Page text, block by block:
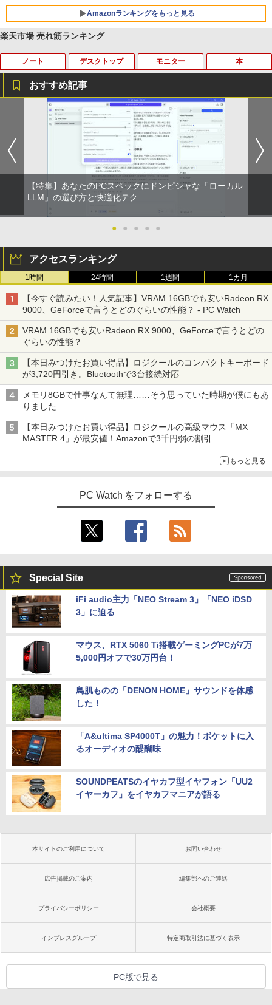
リング ANC 36時間再生
￥3,480
Amazonランキングをもっと見る
by Amazon 天然水 ラベルレス 500ml ×24本
富士山の天然水 バナジウム含有 水 ミネラル
ットル (Smart Basic)
￥1,380
【Amazon.co.jp限定】 い・ろ・は・す 2L P
ET ラベルレス ×8本
￥1,112
by Amazon 天然水ラベルレス 2L×9本
￥1,117
by Amazon 炭酸水 ラベルレス 500ml ×24本
強炭酸水 ペットボトル 500ミリリットル (Sm
art Basic)
コカ・コーラ やかんの麦茶 from 爽健美茶 ラ
ベルレス 650mlPET×24本
薬屋のひとりごと 17巻 (デジタル版ビッグガ
ンガンコミックス)
￥770
異世界居酒屋「のぶ」(22) (角川コミックス・
エース)
￥832
ONE PIECE モノクロ版 115 (ジャンプコミッ
クスDIGITAL)
￥594
HUNTER×HUNTER モノクロ版 39 (ジャンプ
コミックスDIGITAL)
￥572
スーパーの裏でヤニ吸うふたり 9巻 (デジタル
版ビッグガンガンコミックス)
￥810
楽天市場 売れ筋ランキング
ノート
【ノートPC用】【あんしん3ヶ月に延長
保証】通常付属している30日の保証期間
が3ヶ月に延長されます。【単品購入・併
用不可※レビューキャンペーンは除く /
ノートパソコン専用】
￥1,000
2
おまかせ 中古ノートパソコン Windows
11 A4サイズ 15型以上 メーカー 富士通 N
SSD128GB 無線LAN WPS office2搭載
HDMI対応 送料無料 訳あり品
￥7,980
3
【期間限定破格金額！】新生活 新古品 W
in11搭載 パソコンノートパソコンoffice
5.6型 インテル高速CPU ランダムで発送
メモリ4GB～ 高速SSD1TB 最大 フルHD
Webカメラ zoom 軽量薄型 無線 型番更
新で在庫処分
ndows11 Pro WPS Office 2024付き メ
￥11,900
sonic Let's note CF-XZ6/第7世代 Core
i5/メモリ:8GB/SSD:128GB/12型液晶/Wi
fi/Bluetooth/Office/USB-C/HDMI/中古パ
ソコン ノートパソコン モバイルパソコン
Windows11 Windows10
デスクトップ
ポイント10倍 中古パソコン デスクトッ
プ Windows10【Windows 10 Pro 64Bit
搭載】富士通 ESPRIMO D583シリーズ等
Celeron G1840 2.8G/4G/250GB/DVD-R
OM
￥9,980
2
【中古】【箱付】 APPLE Mac mini A13
47 (Late 2014) 【 macOS Monterey 12.
2TB 】 【 中古 ビジネスホン パソコン
業務用 電話機 本体】
￥24,200
3
HP ProDesk 400 G6 DM 【Core i5 1050
0T/メモリ16GB(DDR4)/SSD256GB(M.2
料】※沖縄・離島を除く
￥32,980
4
【期間限定P15倍+最大10%OFFクーポ
ン】 【3年保証】HP PRODESK 400 G5
DM [新品SSD] SSD256GB メモリ8GB C
ト 返品 送料無料 中古デスクトップパソ
￥37,400
付き 第3世代 Core i7 メモリ16GB SSD5
12GB USB3.0 初期設定済み キーボー
ド・マウス付属
￥59,800
モニター
アースドリームス 厳選おまかせモニター
21.5型〜27型ワイド 【HDMI対応 / FULL
HD解像度】 大手メーカー液晶 (Dell/HP/
NEC等) テレワーク デュアルモニター S
witch PS4 PS5対応 【整備済み中古品】
￥6,470
2
【お買い物マラソン限定価格】モニター
21.5インチ 100Hz FHD VAパネル スピー
イプ 壁掛け対応 省スペース 角度調整 高
視野角 178° Adaptive-Sync対応 MAXZ
EN MJM22CH03-F100 2608mr
￥9,930
3
液晶モニター PCディスプレイ 23.8 24イ
非光沢 ブルーライトカット HDMI VGA
スピーカー内蔵 ヘッドホン端子 VESA対
応 テレワーク 在宅勤務 法人向け オフィ
ス TERRA 2441W
ッチ選択】 モバイルモニター 15.6インチ
ポータブルモニター ゲーミングモニター
リモートワーク IPS Tpye-C/mini HDMI
5
HP P224 LED液晶モニター 21.5インチワ
イド 薄型 液晶ディスプレイ 1920×1080
（フルHD）白色LEDバックライト IPSパ
ネル 非光沢 ノングレア ディスプレイポ
￥5,600
本
はだしのゲン（全7巻セット） （中公文
庫コミック版） [ 中沢啓治 ]
￥5,852
【中古】ギリシャ語辞典/大学書林/古川晴
￥25,249
3
ちいかわ なんか小さくてかわいいやつ
（4）なんか小さくてためになる豆本付き
特装版 （プレミアムKC） [ ナガノ ]
4 小学館の図鑑NEO／1〜10巻セット
￥25,300
おすすめ記事
【特集】あなたのPCスペックにドンピシャな「ローカル
LLM」の選び方と快適化テク
● ● ● ● ●
アクセスランキング
1時間 24時間 1週間 1カ月
【今すぐ読みたい！人気記事】VRAM 16GBでも安いRadeon RX
9000、GeForceで言うとどのぐらいの性能？ - PC Watch
VRAM 16GBでも安いRadeon RX 9000、GeForceで言うとどの
ぐらいの性能？
【本日みつけたお買い得品】ロジクールのコンパクトキーボード
が3,720円引き。Bluetoothで3台接続対応
メモリ8GBで仕事なんて無理……そう思っていた時期が僕にもあ
りました
【本日みつけたお買い得品】ロジクールの高級マウス「MX
MASTER 4」が最安値！Amazonで3千円弱の割引
もっと見る
PC Watch をフォローする
Special Site
iFi audio主力「NEO Stream 3」「NEO iDSD
3」に迫る
マウス、RTX 5060 Ti搭載ゲーミングPCが7万
5,000円オフで30万円台！
鳥肌ものの「DENON HOME」サウンドを体感
した！
「A&ultima SP4000T」の魅力！ポケットに入
るオーディオの醍醐味
SOUNDPEATSのイヤカフ型イヤフォン「UU2
イヤーカフ」をイヤカフマニアが語る
本サイトのご利用について お問い合わせ
広告掲載のご案内 編集部へのご連絡
プライバシーポリシー 会社概要
インプレスグループ 特定商取引法に基づく表示
PC版で見る